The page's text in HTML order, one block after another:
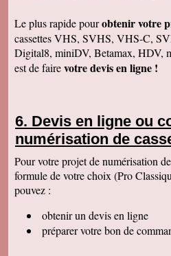
Fantastique. Encore merci.
beaucoup de la rapidité
traité ma commande.
Anaïs H
J'ai bien reçu le colis. Merci
Merci.
Bernard D
Hervé L
J'ai bien reçu le colis.
Christophe M.
Nous avons bien reçu les
Le plus rapide pourobtenir votre
cassettes VHS, SVHS, VHS-C,
Digital8, miniDV, Betamax, HDV,
est de fairevotre devis en ligne !
Devis en ligne ou
numérisation de
Pour votre projet de numérisation
formule de votre choix (Pro
pouvez :
obtenir un devis en ligne
préparer votre bon de